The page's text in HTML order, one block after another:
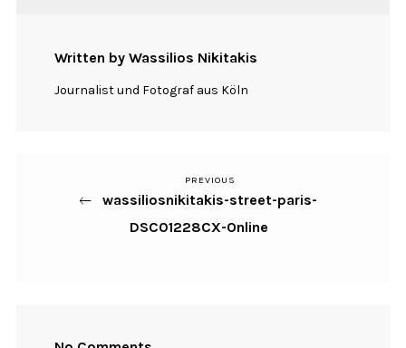
Written by Wassilios Nikitakis
Journalist und Fotograf aus Köln
Beitragsnavigation
Previous
Post
PREVIOUS
wassiliosnikitakis-street-paris-
DSC01228CX-Online